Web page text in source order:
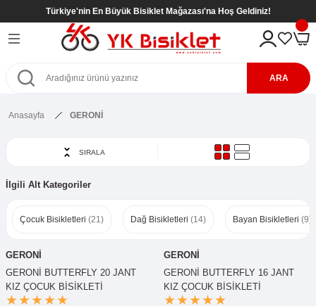
Türkiye'nin En Büyük Bisiklet Mağazası'na Hoş Geldiniz!
Geri Dön
Geri Dön
( 8- 12 Yaş )
Geri Dön
Geri Dön
ARA
Anasayfa GERONİ
SIRALA
İlgili Alt Kategoriler
Çocuk Bisikletleri (21) Dağ Bisikletleri (14) Bayan Bisikletleri (9)
GERONİ
GERONİ BUTTERFLY 20 JANT
KIZ ÇOCUK BİSİKLETİ
GERONİ
GERONİ BUTTERFLY 16 JANT
KIZ ÇOCUK BİSİKLETİ